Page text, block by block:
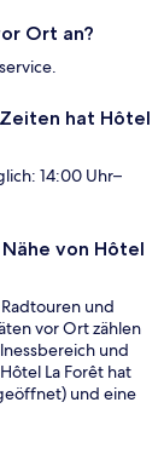
Ort an?
hat Hôtel
14:00 Uhr–
von Hôtel
und
vor Ort zählen
und
La Forêt hat
und eine